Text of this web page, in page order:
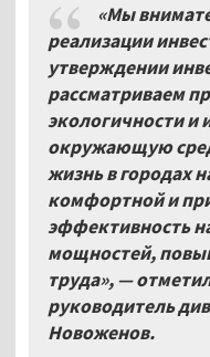
«Мы
реализации
утверждении
рассматриваем
экологичности и
окружающую
жизнь в городах
комфортной и
эффективность
мощностей,
труда», —
руководитель
Новоженов.